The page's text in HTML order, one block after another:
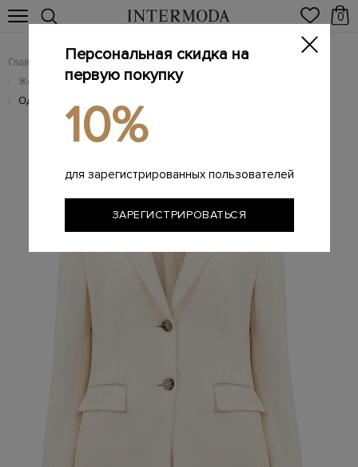
0
Главная Женщинам / Женская одежда
/ Женские жакеты и пиджаки
/ Однобортный блейзер из хлопка и льна с вязаным эффектом
Персональная скидка на
первую покупку
10%
для зарегистрированных пользователей
ЗАРЕГИСТРИРОВАТЬСЯ